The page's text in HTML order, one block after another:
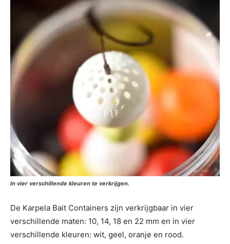
In vier verschillende kleuren te verkrijgen.
De Karpela Bait Containers zijn verkrijgbaar in vier
verschillende maten: 10, 14, 18 en 22 mm en in vier
verschillende kleuren: wit, geel, oranje en rood.